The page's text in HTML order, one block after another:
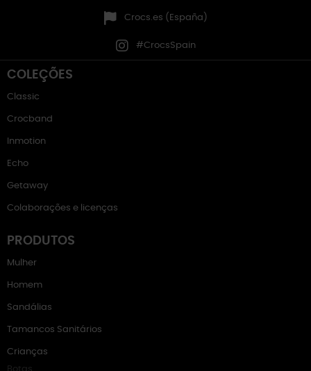
Crocs.es (España)
#CrocsSpain
COLEÇÕES
Classic
Crocband
Inmotion
Echo
Getaway
Colaborações e licenças
PRODUTOS
Mulher
Homem
Sandálias
Tamancos Sanitários
Crianças